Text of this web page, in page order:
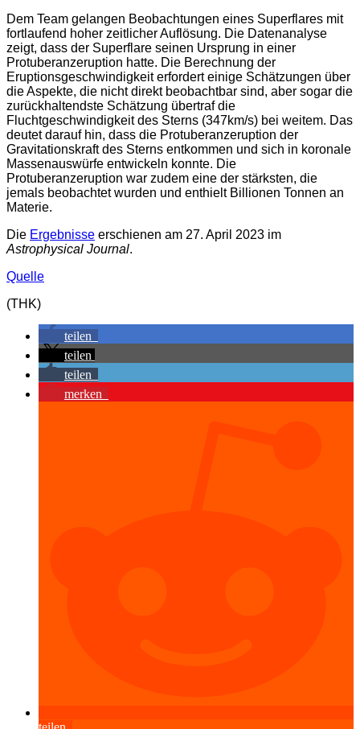
Dem Team gelangen Beobachtungen eines Superflares mit
fortlaufend hoher zeitlicher Auflösung. Die Datenanalyse
zeigt, dass der Superflare seinen Ursprung in einer
Protuberanzeruption hatte. Die Berechnung der
Eruptionsgeschwindigkeit erfordert einige Schätzungen über
die Aspekte, die nicht direkt beobachtbar sind, aber sogar die
zurückhaltendste Schätzung übertraf die
Fluchtgeschwindigkeit des Sterns (347km/s) bei weitem. Das
deutet darauf hin, dass die Protuberanzeruption der
Gravitationskraft des Sterns entkommen und sich in koronale
Massenauswürfe entwickeln konnte. Die
Protuberanzeruption war zudem eine der stärksten, die
jemals beobachtet wurden und enthielt Billionen Tonnen an
Materie.
Die Ergebnisse erschienen am 27. April 2023 im
Astrophysical Journal.
Quelle
(THK)
teilen
teilen
teilen
merken